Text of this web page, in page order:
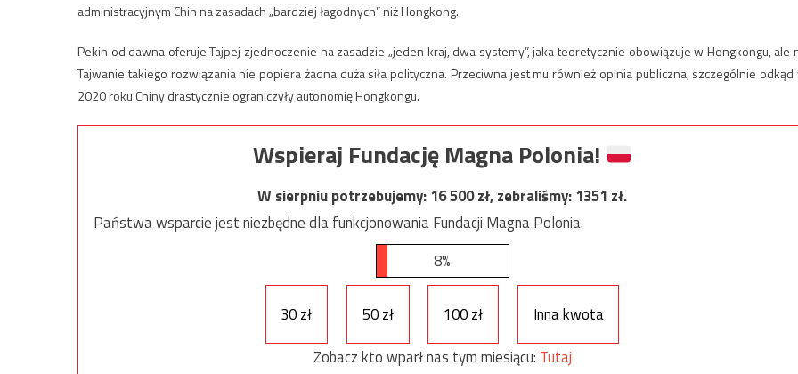
administracyjnym Chin na zasadach „bardziej łagodnych” niż Hongkong.
Pekin od dawna oferuje Tajpej zjednoczenie na zasadzie „jeden kraj, dwa systemy”, jaka teoretycznie obowiązuje w Hongkongu, ale
Tajwanie takiego rozwiązania nie popiera żadna duża siła polityczna. Przeciwna jest mu również opinia publiczna, szczególnie odkąd
2020 roku Chiny drastycznie ograniczyły autonomię Hongkongu.
Wspieraj Fundację Magna Polonia!
W sierpniu potrzebujemy:16 500zł, zebraliśmy:1351 zł.
Państwa wsparcie jest niezbędne dla funkcjonowania Fundacji Magna Polonia.
8%
30 zł 50 zł 100 zł
Inna kwota
Zobacz kto wparł nas tym miesiącu: Tutaj